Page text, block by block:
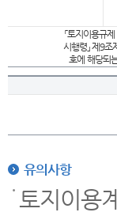
「토지이용규
시행령」 제9조
호에 해당되
유의사항
토지이용